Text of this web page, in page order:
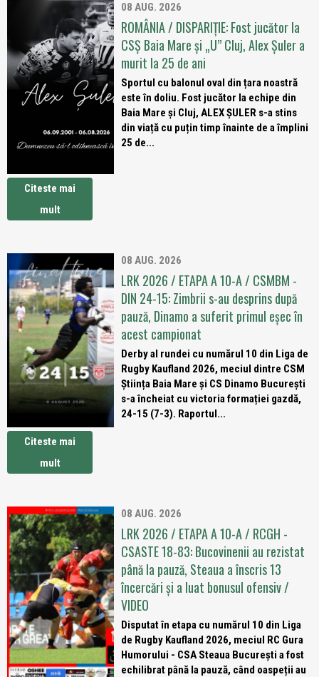
08 AUG. 2026
ROMÂNIA / DISPARIȚIE: Fost jucător la
CSȘ Baia Mare și „U” Cluj, Alex Șuler a
murit la 25 de ani
Sportul cu balonul oval din țara noastră
este în doliu. Fost jucător la echipe din
Baia Mare și Cluj, ALEX ȘULER s-a stins
din viață cu puțin timp înainte de a împlini
25 de...
Citeste mai
mult
08 AUG. 2026
LRK 2026 / ETAPA A 10-A / CSMBM -
DIN 24-15: Zimbrii s-au desprins după
pauză, Dinamo a suferit primul eșec în
acest campionat
Derby al rundei cu numărul 10 din Liga de
Rugby Kaufland 2026, meciul dintre CSM
Știința Baia Mare și CS Dinamo București
s-a încheiat cu victoria formației gazdă,
24-15 (7-3). Raportul...
Citeste mai
mult
08 AUG. 2026
LRK 2026 / ETAPA A 10-A / RCGH -
CSASTE 18-83: Bucovinenii au rezistat
până la pauză, Steaua a înscris 13
încercări și a luat bonusul ofensiv /
VIDEO
Disputat în etapa cu numărul 10 din Liga
de Rugby Kaufland 2026, meciul RC Gura
Humorului - CSA Steaua București a fost
echilibrat până la pauză, când oaspeții au